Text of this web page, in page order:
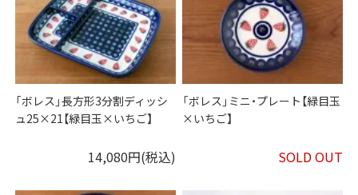
「ボレス」長方形3分割ディッシ
ュ25×21【緑目玉×いちご】
14,080円(税込)
「ボレス」ミニ・プレート【緑目玉
×いちご】
SOLD OUT